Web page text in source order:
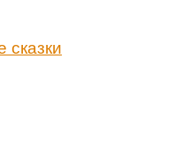
сказки